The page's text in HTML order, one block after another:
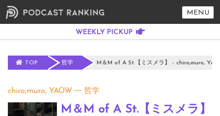
MENU
TOP 哲学 M＆M of A St.【ミスメラ】 - chiro,muro,
chiro,muro, YAOW 哲学
M＆M of A St.【ミスメラ】